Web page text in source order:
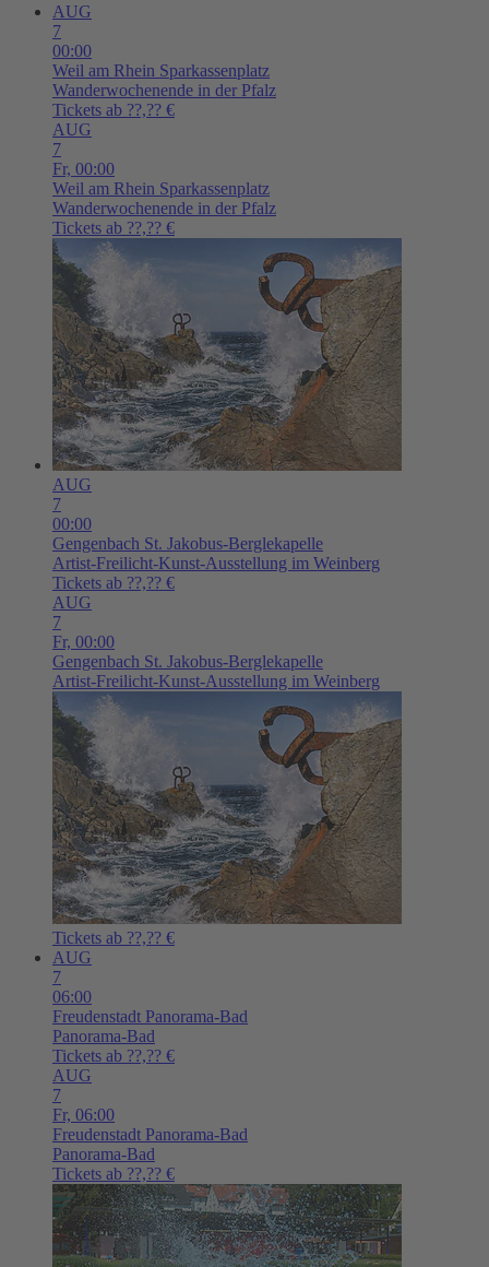
AUG
7
00:00
Weil am Rhein Sparkassenplatz
Wanderwochenende in der Pfalz
Tickets ab ??,?? €
AUG
7
Fr, 00:00
Weil am Rhein Sparkassenplatz
Wanderwochenende in der Pfalz
Tickets ab ??,?? €
AUG
7
00:00
Gengenbach St. Jakobus-Berglekapelle
Artist-Freilicht-Kunst-Ausstellung im Weinberg
Tickets ab ??,?? €
AUG
7
Fr, 00:00
Gengenbach St. Jakobus-Berglekapelle
Artist-Freilicht-Kunst-Ausstellung im Weinberg
Tickets ab ??,?? €
AUG
7
06:00
Freudenstadt Panorama-Bad
Panorama-Bad
Tickets ab ??,?? €
AUG
7
Fr, 06:00
Freudenstadt Panorama-Bad
Panorama-Bad
Tickets ab ??,?? €